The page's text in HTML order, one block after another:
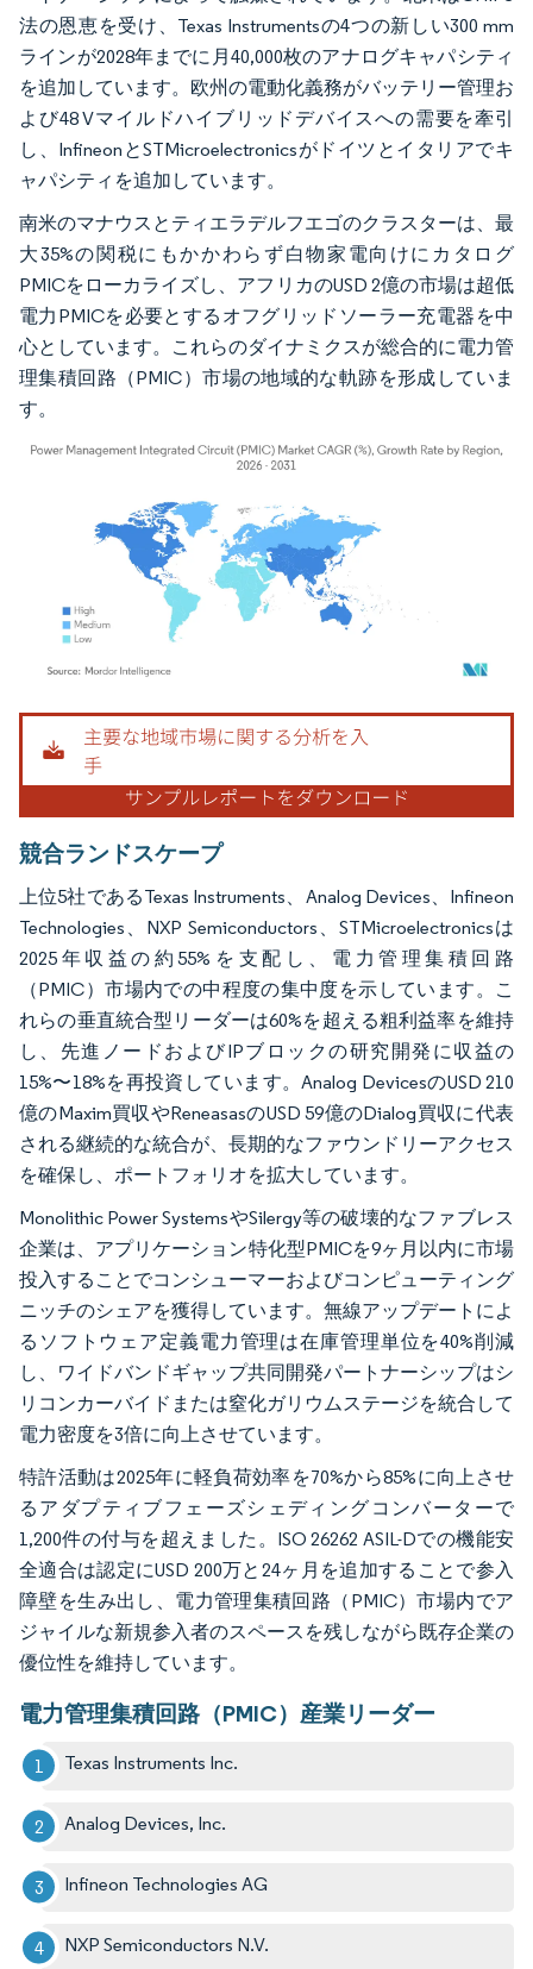
法の恩恵を受け、Texas Instrumentsの4つの新しい300 mm
ラインが2028年までに月40,000枚のアナログキャパシティ
を追加しています。欧州の電動化義務がバッテリー管理お
よび48 Vマイルドハイブリッドデバイスへの需要を牽引
し、InfineonとSTMicroelectronicsがドイツとイタリアでキ
ャパシティを追加しています。
南米のマナウスとティエラデルフエゴのクラスターは、最
大35%の関税にもかかわらず白物家電向けにカタログ
PMICをローカライズし、アフリカのUSD 2億の市場は超低
電力PMICを必要とするオフグリッドソーラー充電器を中
心としています。これらのダイナミクスが総合的に電力管
理集積回路（PMIC）市場の地域的な軌跡を形成していま
す。
画像 © Mordor Intelligence。再利用にはCC BY 4.0の表示が必要です。
競合ランドスケープ
上位5社であるTexas Instruments、Analog Devices、Infineon
Technologies、NXP Semiconductors、STMicroelectronicsは
2025年収益の約55%を支配し、電力管理集積回路
（PMIC）市場内での中程度の集中度を示しています。こ
れらの垂直統合型リーダーは60%を超える粗利益率を維持
し、先進ノードおよびIPブロックの研究開発に収益の
15%〜18%を再投資しています。Analog DevicesのUSD 210
億のMaxim買収やReneasasのUSD 59億のDialog買収に代表
される継続的な統合が、長期的なファウンドリーアクセス
を確保し、ポートフォリオを拡大しています。
Monolithic Power SystemsやSilergy等の破壊的なファブレス
企業は、アプリケーション特化型PMICを9ヶ月以内に市場
投入することでコンシューマーおよびコンピューティング
ニッチのシェアを獲得しています。無線アップデートによ
るソフトウェア定義電力管理は在庫管理単位を40%削減
し、ワイドバンドギャップ共同開発パートナーシップはシ
リコンカーバイドまたは窒化ガリウムステージを統合して
電力密度を3倍に向上させています。
特許活動は2025年に軽負荷効率を70%から85%に向上させ
るアダプティブフェーズシェディングコンバーターで
1,200件の付与を超えました。ISO 26262 ASIL-Dでの機能安
全適合は認定にUSD 200万と24ヶ月を追加することで参入
障壁を生み出し、電力管理集積回路（PMIC）市場内でア
ジャイルな新規参入者のスペースを残しながら既存企業の
優位性を維持しています。
電力管理集積回路（PMIC）産業リーダー
Texas Instruments Inc.
Analog Devices, Inc.
Infineon Technologies AG
NXP Semiconductors N.V.